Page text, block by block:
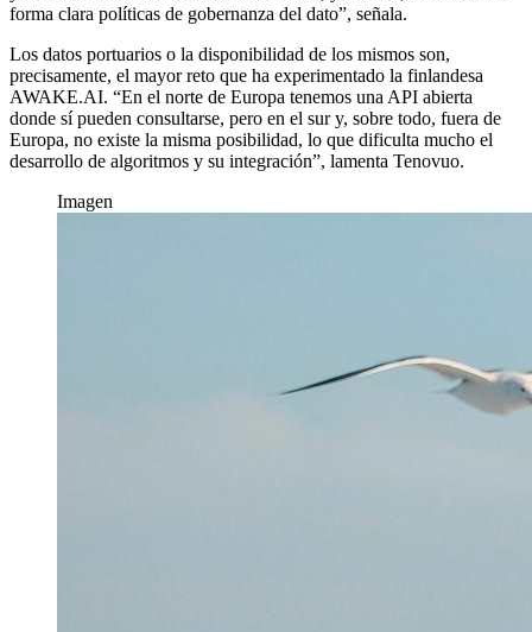
forma clara políticas de gobernanza del dato”, señala.
Los datos portuarios o la disponibilidad de los mismos son,
precisamente, el mayor reto que ha experimentado la finlandesa
AWAKE.AI. “En el norte de Europa tenemos una API abierta
donde sí pueden consultarse, pero en el sur y, sobre todo, fuera de
Europa, no existe la misma posibilidad, lo que dificulta mucho el
desarrollo de algoritmos y su integración”, lamenta Tenovuo.
Imagen